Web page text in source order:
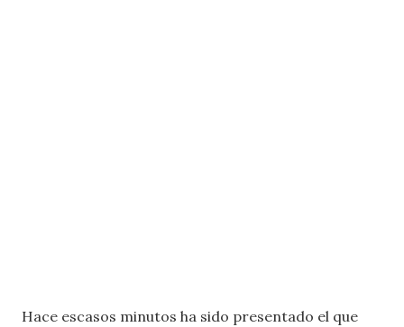
Hace escasos minutos ha sido presentado el que